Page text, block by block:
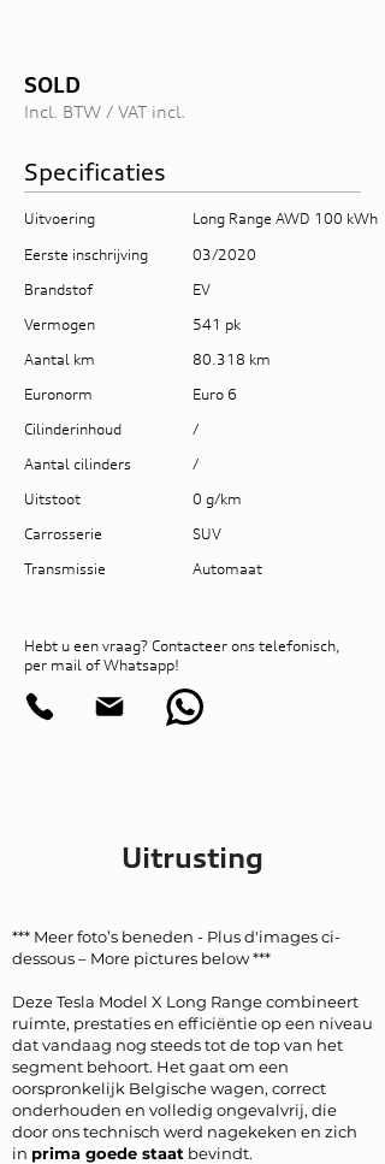
SOLD
Incl. BTW / VAT incl.
Specificaties
Uitvoering
Long Range AWD 100 kWh
Eerste inschrijving
03/2020
Brandstof
EV
Vermogen
541 pk
Aantal km
80.318 km
Euronorm
Euro 6
Cilinderinhoud
/
Aantal cilinders
/
Uitstoot
0 g/km
Carrosserie
SUV
Transmissie
Automaat
Hebt u een vraag? Contacteer ons telefonisch,
per mail of Whatsapp!
Uitrusting
*** Meer foto’s beneden - Plus d'images ci-
dessous – More pictures below ***
Deze Tesla Model X Long Range combineert
ruimte, prestaties en efficiëntie op een niveau
dat vandaag nog steeds tot de top van het
segment behoort. Het gaat om een
oorspronkelijk Belgische wagen, correct
onderhouden en volledig ongevalvrij, die
door ons technisch werd nagekeken en zich
in prima goede staat bevindt.